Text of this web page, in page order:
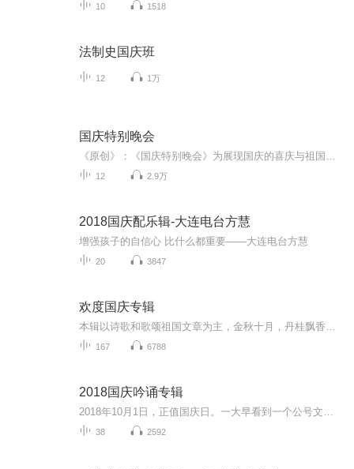
10 1518
法制史国庆班
12 1万
国庆特别晚会
12 2.9万
2018国庆配乐辑-大连电台方慧
增强孩子的自信心 比什么都重要——大连电台方慧
20 3847
欢度国庆专辑
167 6788
2018国庆吟诵专辑
38 2592